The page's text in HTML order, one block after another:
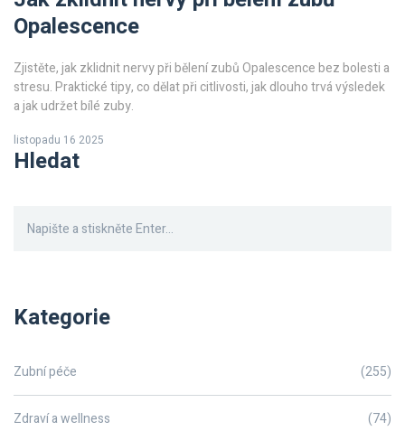
Opalescence
Zjistěte, jak zklidnit nervy při bělení zubů Opalescence bez bolesti a
stresu. Praktické tipy, co dělat při citlivosti, jak dlouho trvá výsledek
a jak udržet bílé zuby.
listopadu 16 2025
Hledat
Kategorie
Zubní péče (255)
Zdraví a wellness (74)